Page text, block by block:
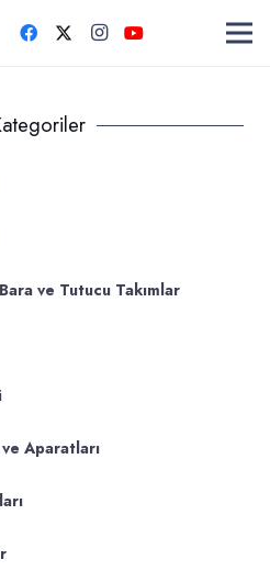
ve Tutucu Takımlar
Aparatları